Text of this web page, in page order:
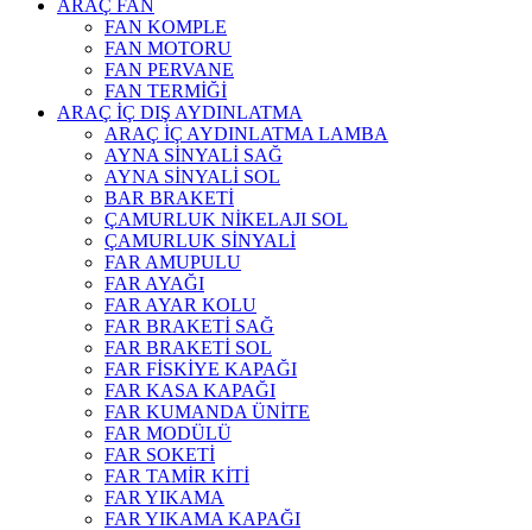
ARAÇ FAN
FAN KOMPLE
FAN MOTORU
FAN PERVANE
FAN TERMİĞİ
ARAÇ İÇ DIŞ AYDINLATMA
ARAÇ İÇ AYDINLATMA LAMBA
AYNA SİNYALİ SAĞ
AYNA SİNYALİ SOL
BAR BRAKETİ
ÇAMURLUK NİKELAJI SOL
ÇAMURLUK SİNYALİ
FAR AMUPULU
FAR AYAĞI
FAR AYAR KOLU
FAR BRAKETİ SAĞ
FAR BRAKETİ SOL
FAR FİSKİYE KAPAĞI
FAR KASA KAPAĞI
FAR KUMANDA ÜNİTE
FAR MODÜLÜ
FAR SOKETİ
FAR TAMİR KİTİ
FAR YIKAMA
FAR YIKAMA KAPAĞI